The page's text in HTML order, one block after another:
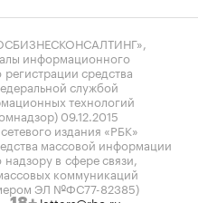
информационного
регистрации средства
службой
технологий
09.12.2015
издания «РБК»
массовой информации
в сфере связи,
коммуникаций
ЭЛ №ФС77-82385)